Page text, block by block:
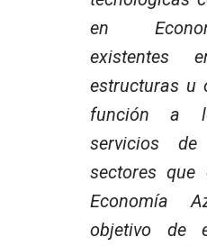
en
existentes
estructuras u
función a
servicios
sectores que
Economía
objetivo de